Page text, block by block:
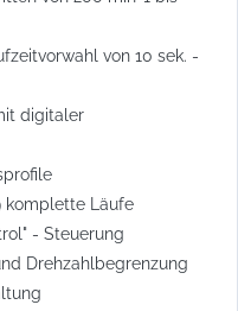
von 10 sek. -
digitaler
komplette Läufe
- Steuerung
Drehzahlbegrenzung